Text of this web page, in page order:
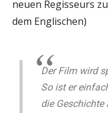
neuen Regisseurs
dem Englischen)
Der Film wird
So ist er
die